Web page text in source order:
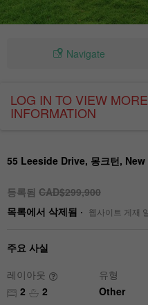
Navigate
LOG IN TO VIEW MORE
INFORMATION